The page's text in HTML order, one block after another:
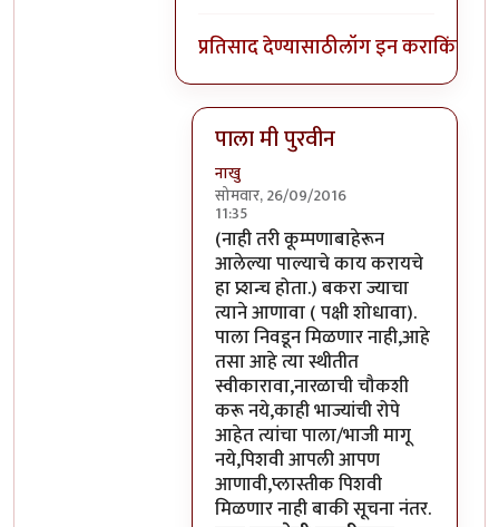
प्रतिसाद देण्यासाठीलॉग इन कराकिंवा
पाला मी पुरवीन
नाखु
सोमवार, 26/09/2016
11:35
In reply toहा, आलेby
(नाही तरी कूम्पणाबाहेरून
आलेल्या पाल्याचे काय करायचे
हा प्र्शन्च होता.) बकरा ज्याचा
त्याने आणावा ( पक्षी शोधावा).
पाला निवडून मिळणार नाही,आहे
तसा आहे त्या स्थीतीत
स्वीकारावा,नारळाची चौकशी
करू नये,काही भाज्यांची रोपे
आहेत त्यांचा पाला/भाजी मागू
नये,पिशवी आपली आपण
आणावी,प्लास्तीक पिशवी
मिळणार नाही बाकी सूचना नंतर.